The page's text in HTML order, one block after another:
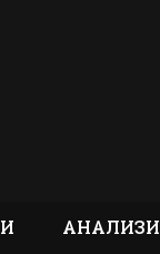
АНАЛИЗИ